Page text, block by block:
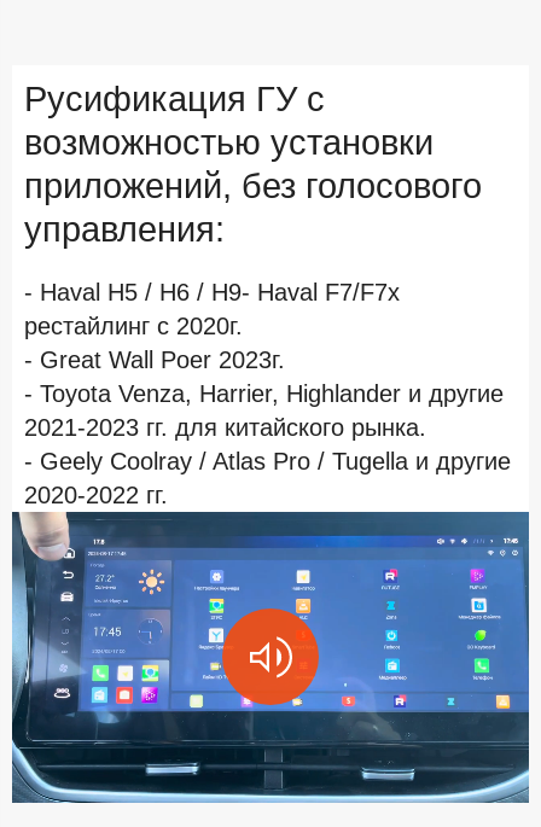
Русификация ГУ с
возможностью установки
приложений, без голосового
управления:
- Haval H5 / H6 / H9- Haval F7/F7x
рестайлинг c 2020г.
- Great Wall Poer 2023г.
- Toyota Venza, Harrier, Highlander и другие
2021-2023 гг. для китайского рынка.
- Geely Coolray / Atlas Pro / Tugella и другие
2020-2022 гг.